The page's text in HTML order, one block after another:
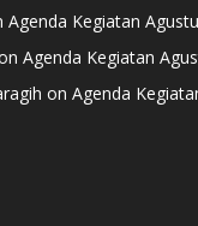
Agenda Kegiatan
Agenda Kegiatan
on Agenda